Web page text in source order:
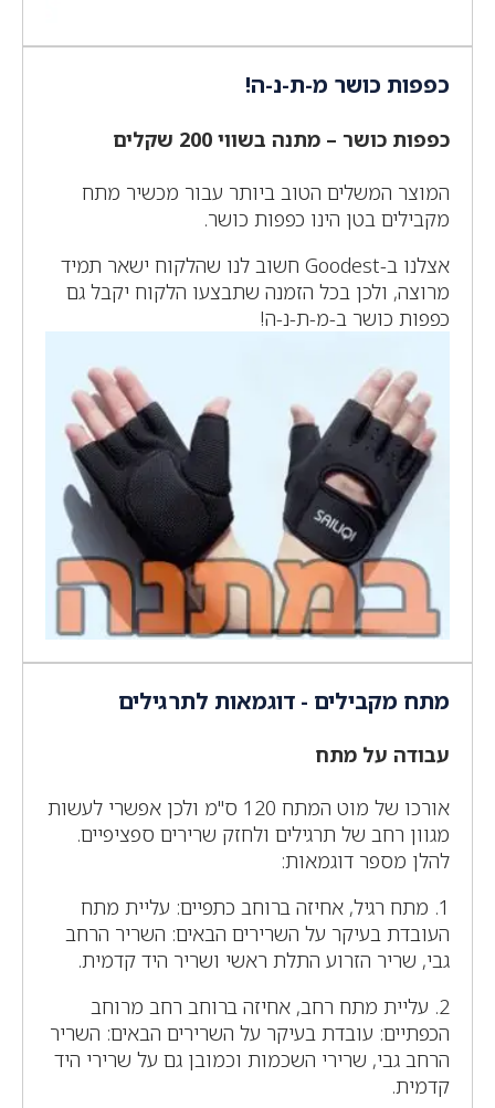
כפפות כושר מ-ת-נ-ה!
כפפות כושר – מתנה בשווי 200 שקלים
המוצר המשלים הטוב ביותר עבור מכשיר מתח
מקבילים בטן הינו כפפות כושר.
אצלנו ב-Goodest חשוב לנו שהלקוח ישאר תמיד
מרוצה, ולכן בכל הזמנה שתבצעו הלקוח יקבל גם
כפפות כושר ב-מ-ת-נ-ה!
מתח מקבילים - דוגמאות לתרגילים
עבודה על מתח
אורכו של מוט המתח 120 ס"מ ולכן אפשרי לעשות
מגוון רחב של תרגילים ולחזק שרירים ספציפיים.
להלן מספר דוגמאות:
1. מתח רגיל, אחיזה ברוחב כתפיים: עליית מתח
העובדת בעיקר על השרירים הבאים: השריר הרחב
גבי, שריר הזרוע התלת ראשי ושריר היד קדמית.
2. עליית מתח רחב, אחיזה ברוחב רחב מרוחב
הכפתיים: עובדת בעיקר על השרירים הבאים: השריר
הרחב גבי, שרירי השכמות וכמובן גם על שרירי היד
קדמית.